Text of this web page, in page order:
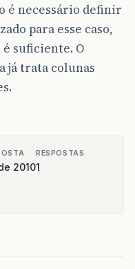
é necessário definir
para esse caso,
suficiente. O
já trata colunas
2010
RESPOSTAS
1